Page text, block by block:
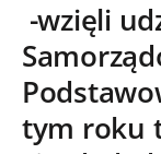
-wzięli
tym roku